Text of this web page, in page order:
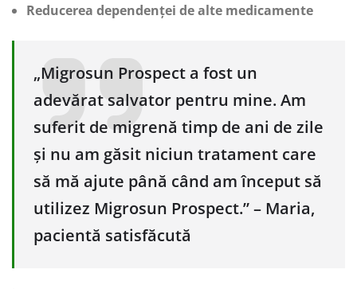
Reducerea dependenței de alte medicamente
„Migrosun Prospect a fost un
adevărat salvator pentru mine. Am
suferit de migrenă timp de ani de zile
și nu am găsit niciun tratament care
să mă ajute până când am început să
utilizez Migrosun Prospect.” – Maria,
pacientă satisfăcută